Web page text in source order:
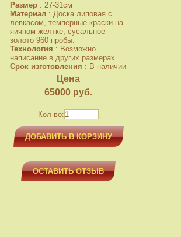
Размер : 27-31см
Материал : Доска липовая с
левкасом, темперные краски на
яичном желтке, сусальное
золото 960 пробы.
Технология : Возможно
написание в других размерах.
Срок изготовления : В наличии
Цена
65000 руб.
Кол-во:
ДОБАВИТЬ В КОРЗИНУ
ОСТАВИТЬ ОТЗЫВ